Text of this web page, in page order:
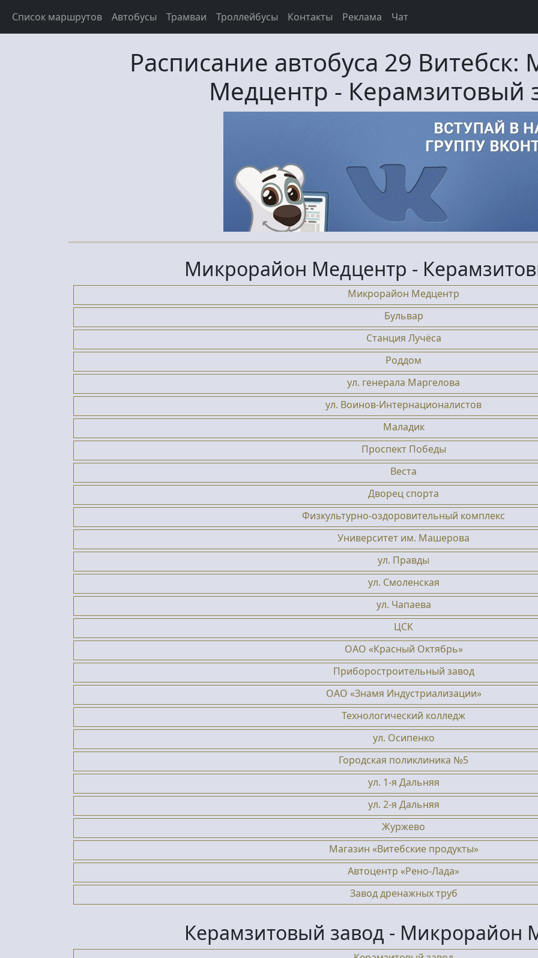
Список маршрутов Автобусы Трамваи Троллейбусы Контакты Реклама Чат
Расписание автобуса 29 Витебск:
Медцентр - Керамзитовый
Микрорайон Медцентр -
Микрорайон Медцентр
Бульвар
Станция Лучёса
Роддом
ул. генерала Маргелова
ул. Воинов-Интернационалистов
Маладик
Проспект Победы
Веста
Дворец спорта
Физкультурно-оздоровительный комплекс
Университет им. Машерова
ул. Правды
ул. Смоленская
ул. Чапаева
ЦСК
ОАО «Красный Октябрь»
Приборостроительный завод
ОАО «Знамя Индустриализации»
Технологический колледж
ул. Осипенко
Городская поликлиника №5
ул. 1-я Дальняя
ул. 2-я Дальняя
Журжево
Магазин «Витебские продукты»
Автоцентр «Рено-Лада»
Завод дренажных труб
Керамзитовый завод - Микрорайон